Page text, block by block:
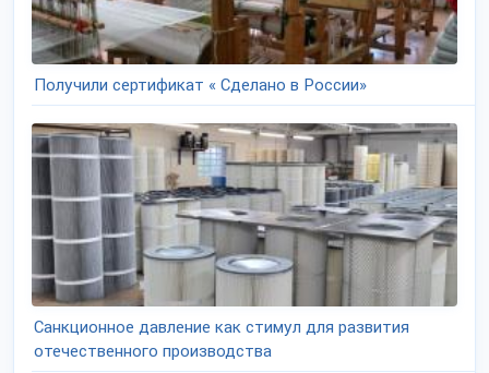
Получили сертификат « Сделано в России»
Санкционное давление как стимул для развития
отечественного производства